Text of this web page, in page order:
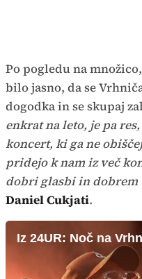
Po pogledu na
bilo jasno, da se
dogodka in se skupaj
enkrat na leto, je pa
koncert, ki ga ne
pridejo k nam iz več
dobri glasbi in dobrem
Daniel Cukjati.
Iz 24UR: Noč na